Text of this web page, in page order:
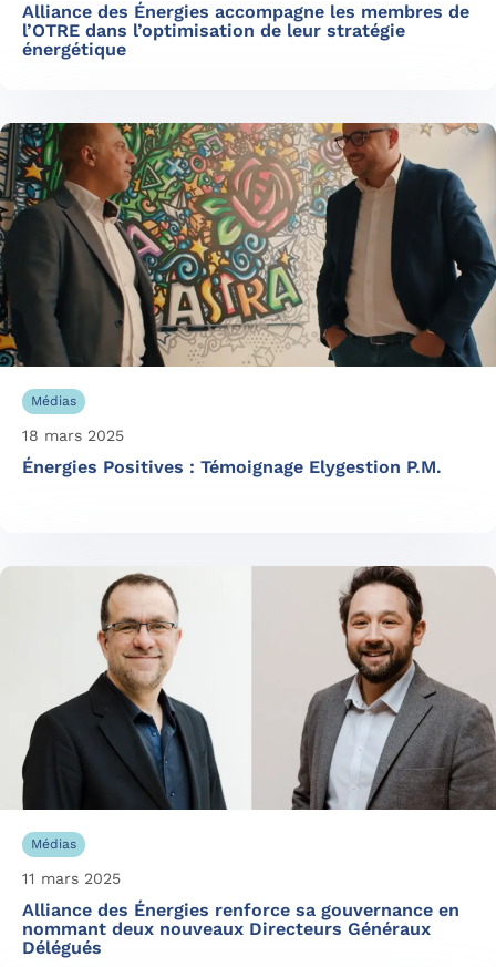
Alliance des Énergies accompagne les membres de
l’OTRE dans l’optimisation de leur stratégie
énergétique
Médias
18 mars 2025
Énergies Positives : Témoignage Elygestion P.M.
Médias
11 mars 2025
Alliance des Énergies renforce sa gouvernance en
nommant deux nouveaux Directeurs Généraux
Délégués